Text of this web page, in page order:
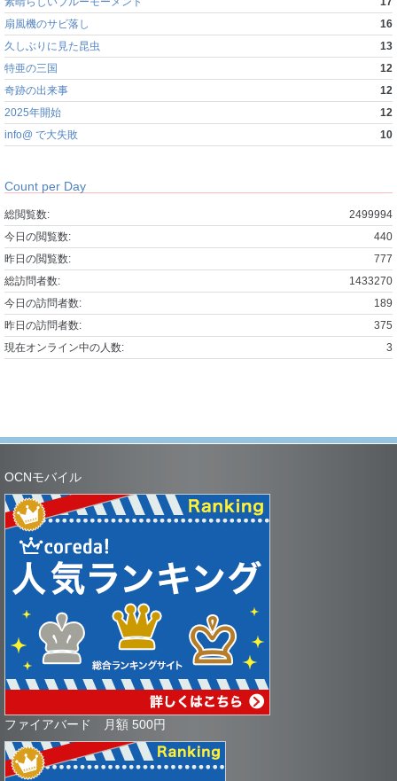
扇風機のサビ落し
16
久しぶりに見た昆虫
13
特亜の三国
12
奇跡の出来事
12
2025年開始
12
info@ で大失敗
10
Count per Day
2499994
総閲覧数:
440
今日の閲覧数:
777
昨日の閲覧数:
1433270
総訪問者数:
189
今日の訪問者数:
375
昨日の訪問者数:
3
現在オンライン中の人数:
OCNモバイル
ファイアバード 月額 500円